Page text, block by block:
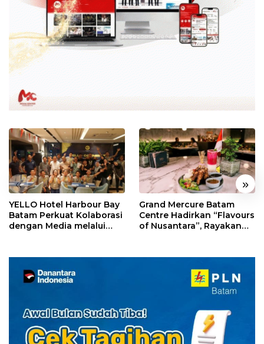
« »
YELLO Hotel Harbour Bay
Batam Perkuat Kolaborasi
dengan Media melalui
Grand Mercure Batam
Centre Hadirkan “Flavours
of Nusantara”, Rayakan